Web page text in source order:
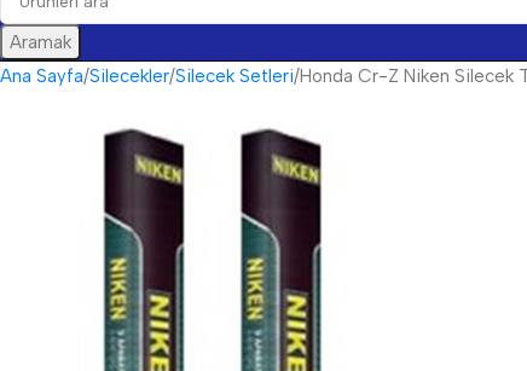
Aramak
Ana Sayfa Silecekler Silecek Setleri Honda Cr-Z Niken Silecek